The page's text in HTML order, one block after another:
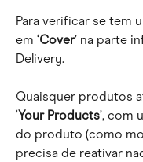
Para verificar se tem
em ‘Cover’ na parte
Delivery.
Quaisquer produtos
‘Your Products’, com
do produto (como
precisa de reativar